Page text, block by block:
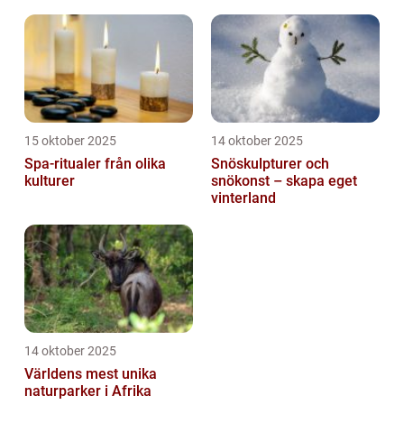
15 oktober 2025
Spa-ritualer från olika
kulturer
14 oktober 2025
Snöskulpturer och
snökonst – skapa eget
vinterland
14 oktober 2025
Världens mest unika
naturparker i Afrika